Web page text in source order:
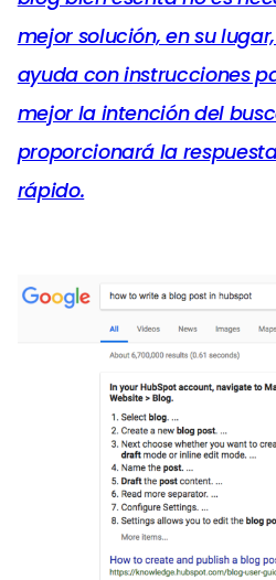
mejor solución, en su
ayuda con instrucciones
mejor la intención del
proporcionará la
rápido.